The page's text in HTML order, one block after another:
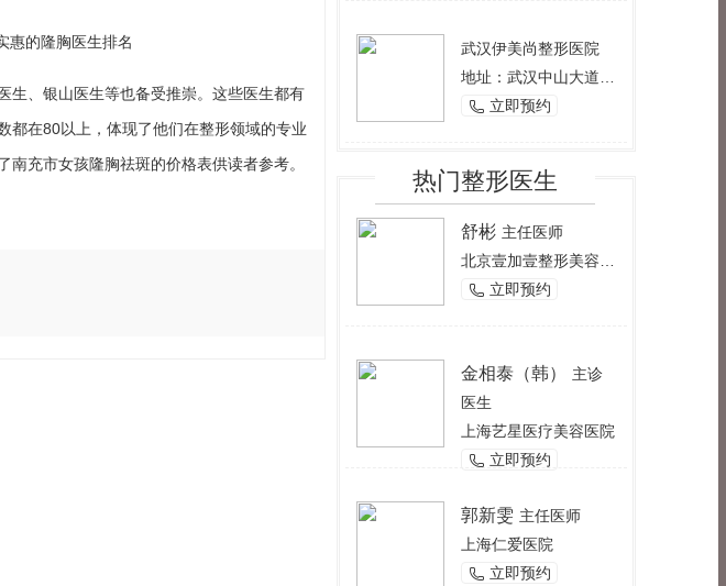
生、银山医生等也备受推崇。这些医生都有
都在80以上，体现了他们在整形领域的专业
充市女孩隆胸祛斑的价格表供读者参考。
武汉伊美尚整形医院
 立即预约
热门整形医生
舒彬 主任医师
 立即预约
金相泰（韩）
主诊
医生
上海艺星医疗美容医院
 立即预约
郭新雯 主任医师
上海仁爱医院
 立即预约